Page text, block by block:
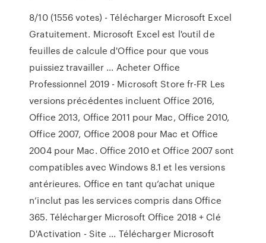
8/10 (1556 votes) - Télécharger Microsoft Excel
Gratuitement. Microsoft Excel est l'outil de
feuilles de calcule d'Office pour que vous
puissiez travailler ... Acheter Office
Professionnel 2019 - Microsoft Store fr-FR Les
versions précédentes incluent Office 2016,
Office 2013, Office 2011 pour Mac, Office 2010,
Office 2007, Office 2008 pour Mac et Office
2004 pour Mac. Office 2010 et Office 2007 sont
compatibles avec Windows 8.1 et les versions
antérieures. Office en tant qu’achat unique
n’inclut pas les services compris dans Office
365. Télécharger Microsoft Office 2018 + Clé
D'Activation - Site ... Télécharger Microsoft